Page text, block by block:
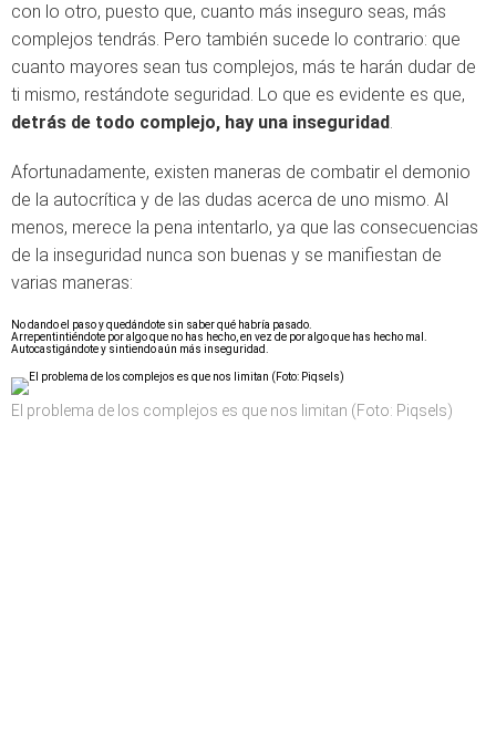
con lo otro, puesto que, cuanto más inseguro seas, más
complejos tendrás. Pero también sucede lo contrario: que
cuanto mayores sean tus complejos, más te harán dudar de
ti mismo, restándote seguridad. Lo que es evidente es que,
detrás de todo complejo, hay una inseguridad.
Afortunadamente, existen maneras de combatir el demonio
de la autocrítica y de las dudas acerca de uno mismo. Al
menos, merece la pena intentarlo, ya que las consecuencias
de la inseguridad nunca son buenas y se manifiestan de
varias maneras:
No dando el paso y quedándote sin saber qué habría pasado.
Arrepentintiéndote por algo que no has hecho, en vez de por algo que has hecho mal.
Autocastigándote y sintiendo aún más inseguridad.
El problema de los complejos es que nos limitan (Foto: Piqsels)